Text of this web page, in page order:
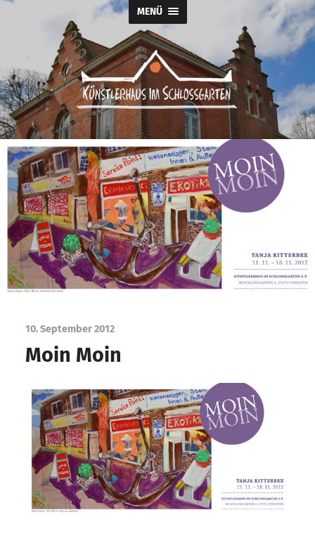
MENÜ
Künstlerhaus
im
Schlossgarten
10. September 2012
Moin Moin